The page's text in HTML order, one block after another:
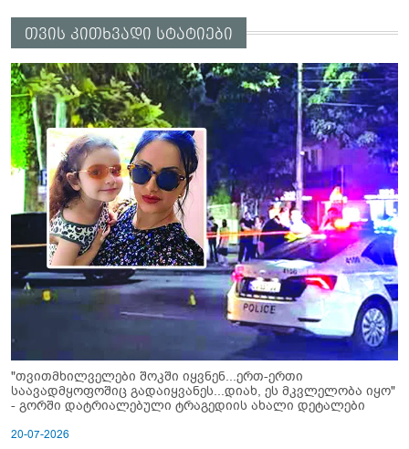
თვის კითხვადი სტატიები
"თვითმხილველები შოკში იყვნენ...ერთ-ერთი
საავადმყოფოშიც გადაიყვანეს...დიახ, ეს მკვლელობა იყო"
- გორში დატრიალებული ტრაგედიის ახალი დეტალები
20-07-2026